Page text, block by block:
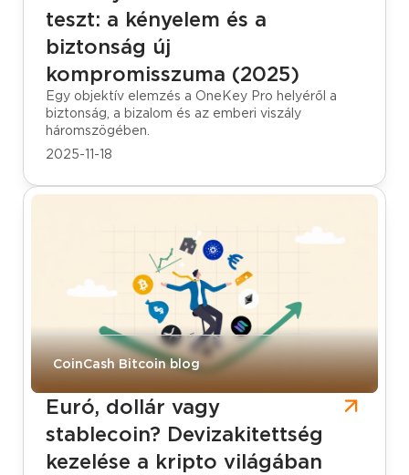
teszt: a kényelem és a
biztonság új
kompromisszuma (2025)
Egy objektív elemzés a OneKey Pro helyéről a
biztonság, a bizalom és az emberi viszály
háromszögében.
2025-11-18
CoinCash Bitcoin blog
Euró, dollár vagy
stablecoin? Devizakitettség
kezelése a kripto világában